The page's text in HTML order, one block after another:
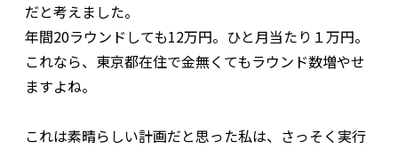
だと考えました。
年間20ラウンドしても12万円。ひと月当たり１万円。
これなら、東京都在住で金無くてもラウンド数増やせ
ますよね。
これは素晴らしい計画だと思った私は、さっそく実行